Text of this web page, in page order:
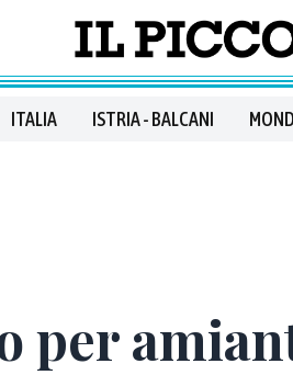
ITALIA ISTRIA - BALCANI
per